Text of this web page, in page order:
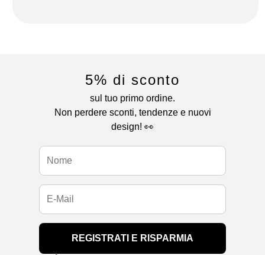
5% di sconto
sul tuo primo ordine.
Non perdere sconti, tendenze e nuovi
design! 👀
REGISTRATI E RISPARMIA